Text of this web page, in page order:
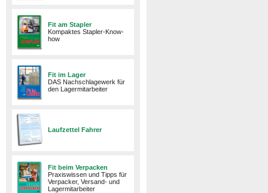
Fit am Stapler
Kompaktes Stapler-Know-
how
Fit im Lager
DAS Nachschlagewerk für
den Lagermitarbeiter
Laufzettel Fahrer
Fit beim Verpacken
Praxiswissen und Tipps für
Verpacker, Versand- und
Lagermitarbeiter